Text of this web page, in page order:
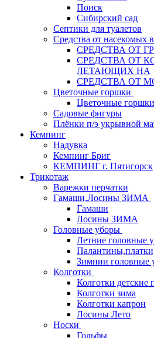
Поиск
Сибирский сад
Септики для туалетов
Средства от насекомых
СPEДСТВА ОТ
СРЕДСТВА ОТ
ЛЕТАЮЩИХ НА
СРЕДСТВА ОТ
Цветочные горшки
Цветочные
Садовые фигуры
Плёнки п/э укрывной
Кемпинг
Надувка
Кемпинг Бриг
КЕМПИНГ г. Пятигорск
Трикотаж
Варежки перчатки
Гамаши,Лосины ЗИМА
Гамаши
Лосины ЗИМА
Головные уборы
Летние головные
Зимнии головные
Колготки
Колготки детские
Колготки зима
Колготки капрон
Лосины Лето
Носки
Гольфы